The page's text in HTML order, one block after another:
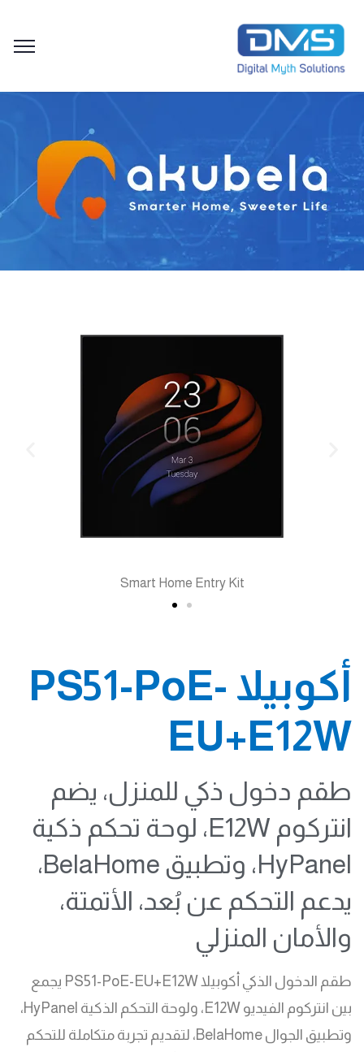
Smart Home Entry Kit
أكوبيلا PS51-PoE-
EU+E12W
طقم دخول ذكي للمنزل، يضم
انتركوم E12W، لوحة تحكم ذكية
HyPanel، وتطبيق BelaHome،
يدعم التحكم عن بُعد، الأتمتة،
والأمان المنزلي
طقم الدخول الذكي أكوبيلا PS51-PoE-EU+E12W يجمع
بين انتركوم الفيديو E12W، ولوحة التحكم الذكية HyPanel،
وتطبيق الجوال BelaHome، لتقديم تجربة متكاملة للتحكم